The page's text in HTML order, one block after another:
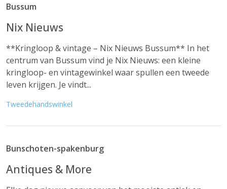
Bussum
Nix Nieuws
**Kringloop & vintage – Nix Nieuws Bussum** In het
centrum van Bussum vind je Nix Nieuws: een kleine
kringloop- en vintagewinkel waar spullen een tweede
leven krijgen. Je vindt...
Tweedehandswinkel
Bunschoten-spakenburg
Antiques & More